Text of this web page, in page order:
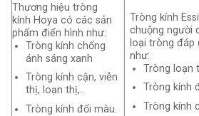
Thương hiệu tròng
kính Hoya có các sản
phẩm điển hình như:
Tròng kính chống
ánh sáng xanh
Tròng kính cận, viễn
thị, loạn thị,..
Tròng kính đổi màu.
Tròng kính
chuộng người
loại tròng
như:
Tròng loạn
Tròng kính
Tròng kính